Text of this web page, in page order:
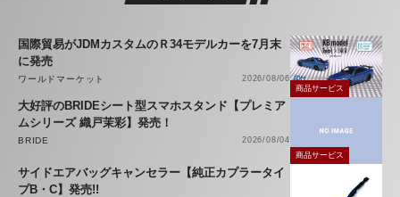
国際貿易がJDMカスタムのＲ34モデルカーを7月末
に発売
ワールドマーケット
2026/08/06
商品サービス
大好評のBRIDEシート型スマホスタンド【プレミア
ムシリーズ 織戸茉彩】発売！
BRIDE
2026/08/04
商品サービス
サイドエアバッグキャンセラー【純正カプラータイ
プB・C】発売!!